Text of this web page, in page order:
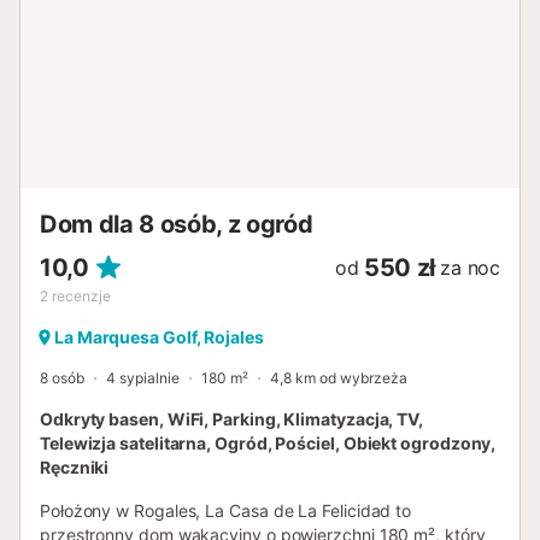
Dom dla 8 osób, z ogród
10,0
2 recenzje
od 550 zł za noc
La Marquesa Golf, Rojales
8 osób 4 sypialnie 180 m² 4,8 km od wybrzeża
Odkryty basen, WiFi, Parking, Klimatyzacja, TV,
Telewizja satelitarna, Ogród, Pościel, Obiekt ogrodzony,
Ręczniki
Położony w Rogales, La Casa de La Felicidad to
przestronny dom wakacyjny o powierzchni 180 m², który